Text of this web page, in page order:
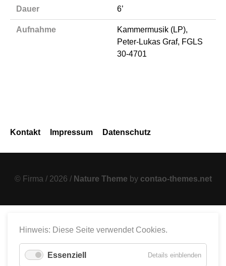
Dauer 6’
Aufnahme
Kammermusik (LP),
Peter-Lukas Graf, FGLS
30-4701
überspringen
Kontakt Impressum Datenschutz
© Firma / 2026 / Nature Theme by contao-themes.net
Hinweis: Diese Seite verwendet Cookies.
Essenziell Details einblendenfür